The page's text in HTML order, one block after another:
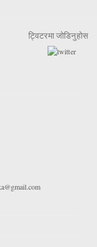
ट्विटरमा जोडिनुहोस